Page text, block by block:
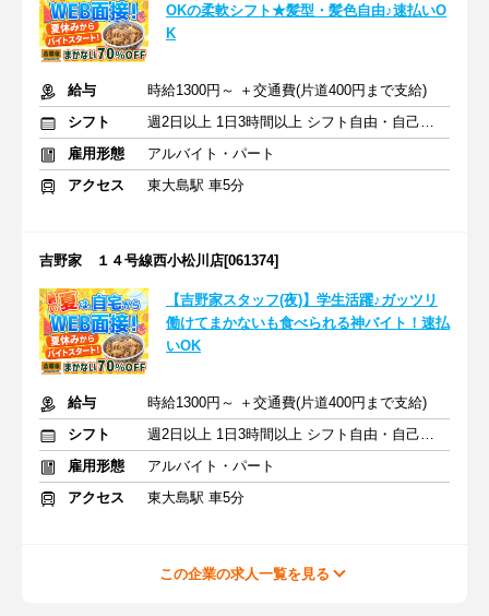
OKの柔軟シフト★髪型・髪色自由♪速払いO
K
給与
時給1300円～ ＋交通費(片道400円まで支給)
シフト
週2日以上 1日3時間以上 シフト自由・自己申告
雇用形態
アルバイト・パート
アクセス
東大島駅 車5分
吉野家 １４号線西小松川店[061374]
【吉野家スタッフ(夜)】学生活躍♪ガッツリ
働けてまかないも食べられる神バイト！速払
いOK
給与
時給1300円～ ＋交通費(片道400円まで支給)
シフト
週2日以上 1日3時間以上 シフト自由・自己申告
雇用形態
アルバイト・パート
アクセス
東大島駅 車5分
この企業の求人一覧を見る